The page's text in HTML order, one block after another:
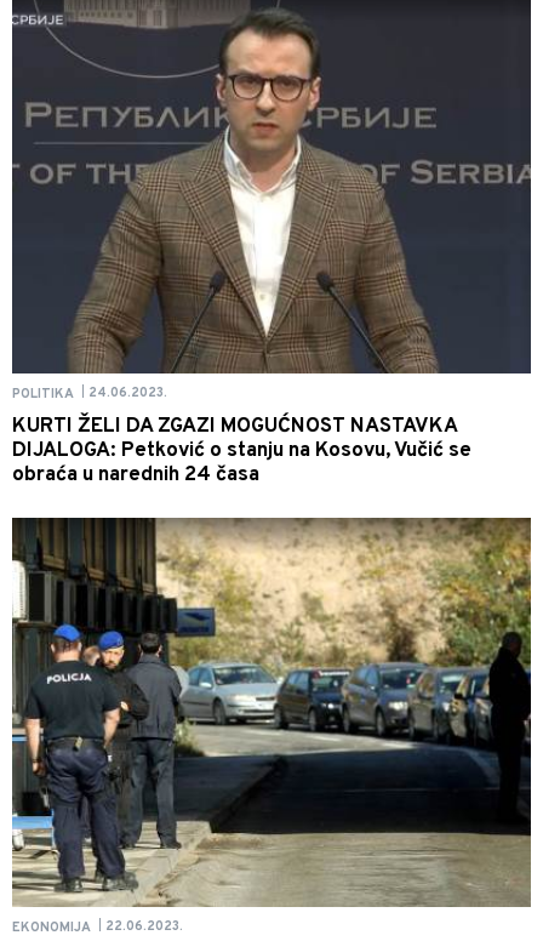
POLITIKA 24.06.2023.
KURTI ŽELI DA ZGAZI MOGUĆNOST NASTAVKA
DIJALOGA: Petković o stanju na Kosovu, Vučić se
obraća u narednih 24 časa
EKONOMIJA 22.06.2023.